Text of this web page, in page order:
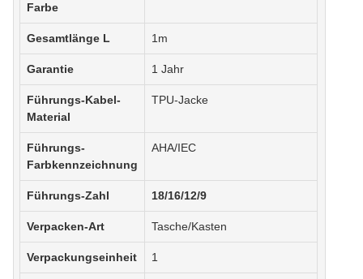
Farbe
Gesamtlänge L 1m
Garantie 1 Jahr
Führungs-Kabel-
Material
TPU-Jacke
Führungs-
Farbkennzeichnung
AHA/IEC
Führungs-Zahl 18/16/12/9
Verpacken-Art Tasche/Kasten
Verpackungseinheit 1